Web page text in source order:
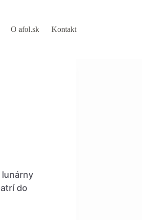
O afol.sk Kontakt
do